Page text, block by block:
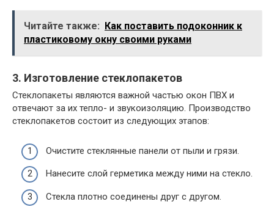
Читайте также:
Как поставить подоконник к
пластиковому окну своими руками
3. Изготовление стеклопакетов
Стеклопакеты являются важной частью окон ПВХ и
отвечают за их тепло- и звукоизоляцию. Производство
стеклопакетов состоит из следующих этапов:
Очистите стеклянные панели от пыли и грязи.
Нанесите слой герметика между ними на стекло.
Стекла плотно соединены друг с другом.